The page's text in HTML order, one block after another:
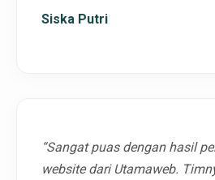
Siska Putri
“Sangat puas dengan hasil
website dari Utamaweb.